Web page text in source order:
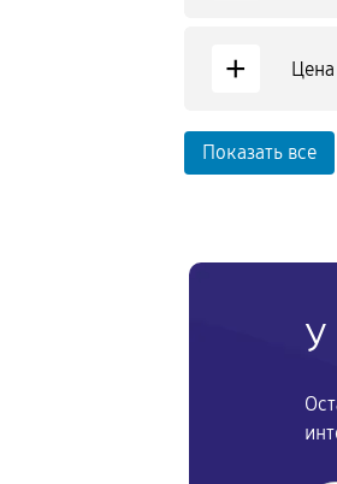
+
Показать все
У